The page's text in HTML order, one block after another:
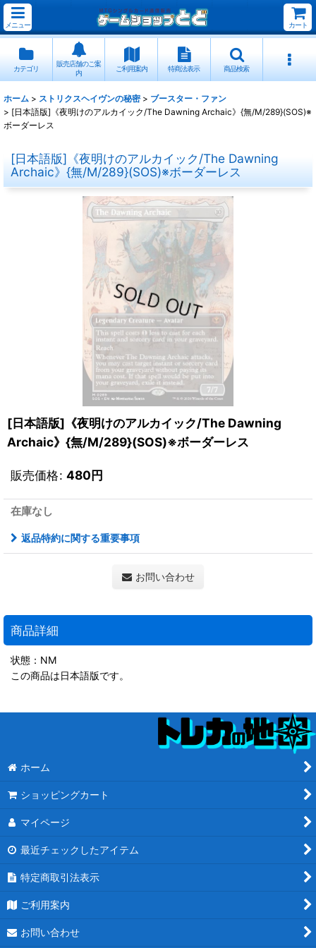
メニュー カート
カテゴリ
販売店舗のご案
内
ご利用案内 特商法表示 商品検索
ホーム > ストリクスヘイヴンの秘密 > ブースター・ファン
> [日本語版]《夜明けのアルカイック/The Dawning Archaic》{無/M/289}(SOS)※
ボーダーレス
[日本語版]《夜明けのアルカイック/The Dawning
Archaic》{無/M/289}(SOS)※ボーダーレス
[日本語版]《夜明けのアルカイック/The Dawning
Archaic》{無/M/289}(SOS)※ボーダーレス
販売価格: 480円
在庫なし
返品特約に関する重要事項
お問い合わせ
商品詳細
状態：NM
この商品は日本語版です。
ホーム
ショッピングカート
マイページ
最近チェックしたアイテム
特定商取引法表示
ご利用案内
お問い合わせ